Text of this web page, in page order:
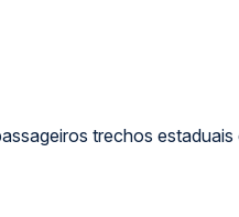
trechos estaduais